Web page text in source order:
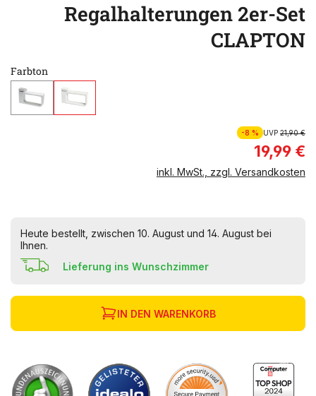
Regalhalterungen 2er-Set
CLAPTON
Farbton
-8 % UVP21,90 €
19,99 €
inkl. MwSt., zzgl. Versandkosten
Heute bestellt, zwischen 10. August und 14. August bei
Ihnen.
Lieferung ins Wunschzimmer
IN DEN WARENKORB